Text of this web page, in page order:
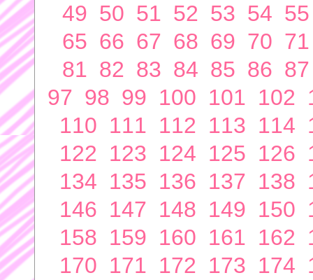
49 50 51 52 53 54 55
65 66 67 68 69 70 71
81 82 83 84 85 86 87
97 98 99 100 101 102
110 111 112 113 114
122 123 124 125 126
134 135 136 137 138
146 147 148 149 150
158 159 160 161 162
170 171 172 173 174